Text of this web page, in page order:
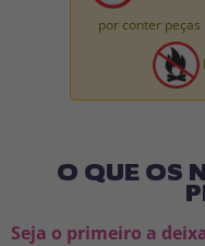
por conter
O QUE OS
Seja o primeiro a